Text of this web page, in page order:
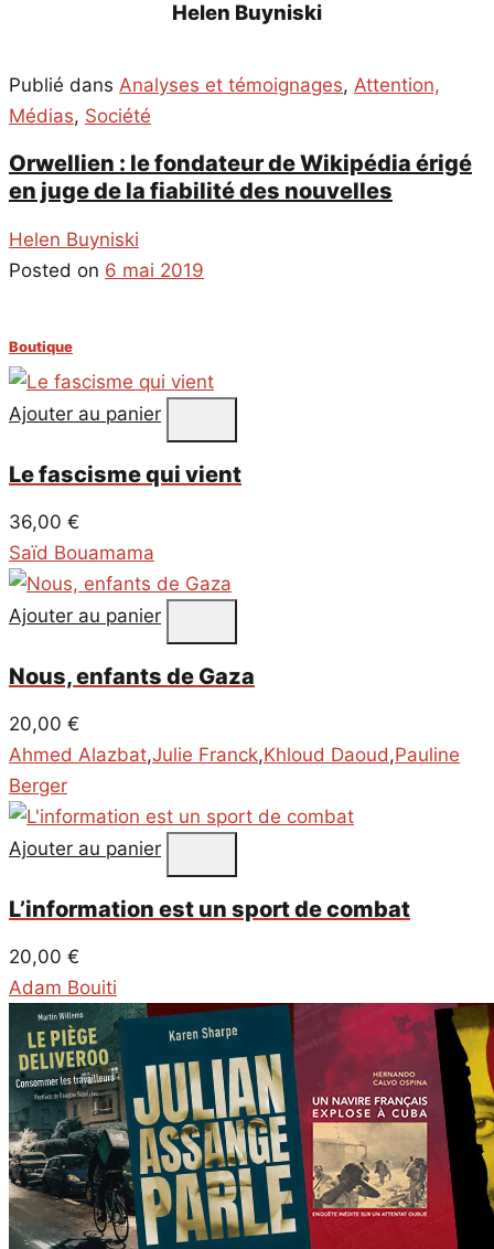
Helen Buyniski
Publié dans Analyses et témoignages, Attention,
Médias, Société
Orwellien : le fondateur de Wikipédia érigé
en juge de la fiabilité des nouvelles
Helen Buyniski
Posted on 6 mai 2019
Boutique
Ajouter au panier
Le fascisme qui vient
36,00 €
Saïd Bouamama
Ajouter au panier
Nous, enfants de Gaza
20,00 €
Ahmed Alazbat,Julie Franck,Khloud Daoud,Pauline
Berger
Ajouter au panier
L’information est un sport de combat
20,00 €
Adam Bouiti